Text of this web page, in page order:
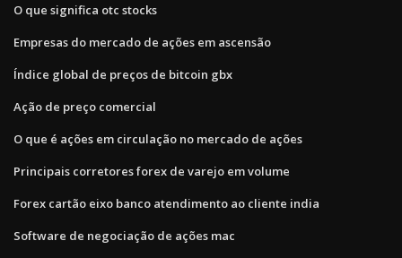
O que significa otc stocks
Empresas do mercado de ações em ascensão
Índice global de preços de bitcoin gbx
Ação de preço comercial
O que é ações em circulação no mercado de ações
Principais corretores forex de varejo em volume
Forex cartão eixo banco atendimento ao cliente india
Software de negociação de ações mac